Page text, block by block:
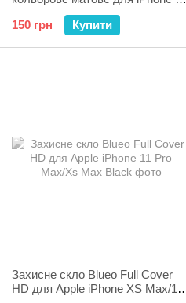
Pro Max Gold
150 грн
Купити
Захисне скло Blueo Full Cover
HD для Apple iPhone XS Max/11